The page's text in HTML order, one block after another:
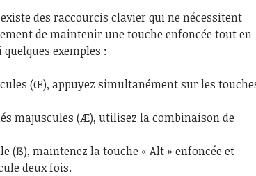
des raccourcis clavier qui ne nécessitent
de maintenir une touche enfoncée tout en
exemples :
(Œ), appuyez simultanément sur les
majuscules (Æ), utilisez la combinaison de
(ẞ), maintenez la touche « Alt » enfoncée et
deux fois.